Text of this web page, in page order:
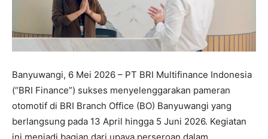
Banyuwangi, 6 Mei 2026 – PT BRI Multifinance Indonesia
(“BRI Finance”) sukses menyelenggarakan pameran
otomotif di BRI Branch Office (BO) Banyuwangi yang
berlangsung pada 13 April hingga 5 Juni 2026. Kegiatan
ini menjadi bagian dari upaya perseroan dalam